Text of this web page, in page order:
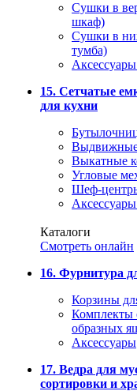
Сушки в
шкаф)
Сушки в
тумба)
15. Сетчатые
для кухни
Выкатные
Угловые
Шеф-
Каталоги
Смотреть онлайн
16. Фурнитура
Корзины
Комплекты
образных
Аксессуары
17. Ведра для
сортировки и